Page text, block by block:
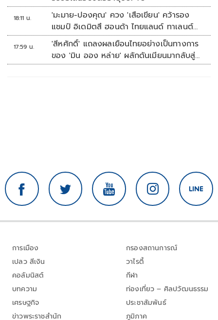
18:11 น.
'มะมาย-ปองคุณ' ควง 'เสือเขียน' คว้ารอง
แชมป์ อิเดมิตสึ ฮอนด้า ไทยแลนด์ ทาเลนต์
คัพ สนาม 3
17:59 น.
'สีหศักดิ์' แถลงผลเยือนไทยอย่างเป็นทางการ
ของ 'มิน ออง หล่าย' ผลักดันเมียนมากลับสู่
อาเซียน
การเมือง
เปลว สีเงิน
คอลัมนิสต์
บทความ
เศรษฐกิจ
ข่าวพระราชสำนัก
กรองสถานการณ์
วาไรตี้
กีฬา
ท่องเที่ยว – ศิลปวัฒนธรรม
ประชาสัมพันธ์
ภูมิภาค